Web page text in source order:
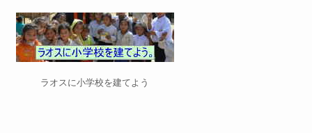
ラオスに小学校を建てよう